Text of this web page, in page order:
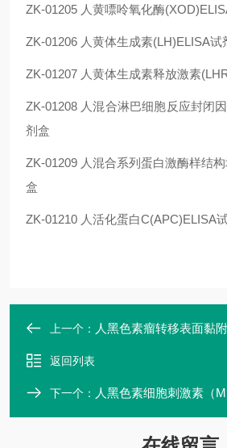
ZK-01205 人黄嘌呤氧化酶
ZK-01206 人黄体生成素(LH)ELISA试
ZK-01207 人黄体生成素释放激素
ZK-01208 人混合淋巴细胞反应封闭
剂盒
ZK-01209 人混合系列蛋白激酶样结
盒
ZK-01210 人活化蛋白C(APC)ELISA
上一个： 人黑色素瘤转移表面黏附
返回列表
下一个： 人黑色素细胞刺激素（